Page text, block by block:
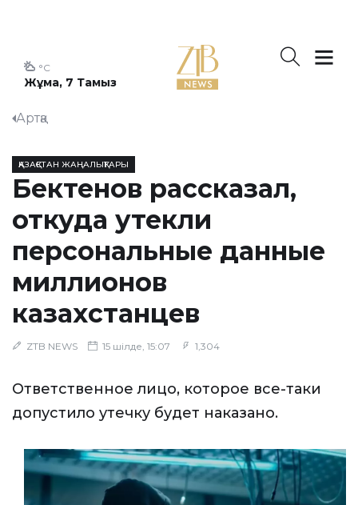
Жұма, 7 Тамыз
°C
Артқа
ҚАЗАҚСТАН ЖАҢАЛЫҚТАРЫ
Бектенов рассказал,
откуда утекли
персональные данные
миллионов
казахстанцев
ZTB NEWS 15 шілде, 15:07 1,304
Ответственное лицо, которое все-таки
допустило утечку будет наказано.